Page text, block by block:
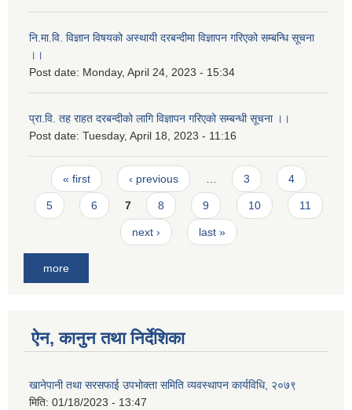
नि.मा.वि. विज्ञान विषयको अस्थायी दरबन्दीमा विज्ञापन गरिएको सम्बन्धि सूचना
।।
Post date: Monday, April 24, 2023 - 15:34
प्रा.वि. तह राहत दरबन्दीको लागि विज्ञापन गरिएको सम्बन्धी सूचना ।।
Post date: Tuesday, April 18, 2023 - 11:16
Pages
« first ‹ previous 3 4
5 6 7 8 9 10 11
next › last »
more
ऐन, कानुन तथा निर्देशिका
खानेपानी तथा सरसफाई उपभोक्ता समिति व्यवस्थापन कार्यविधि, २०७९
मिति: 01/18/2023 - 13:47